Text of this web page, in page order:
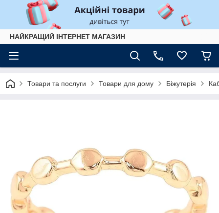
НАЙКРАЩИЙ ІНТЕРНЕТ МАГАЗИН
Товари та послуги Товари для дому Біжутерія